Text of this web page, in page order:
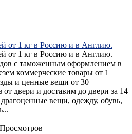
от 1 кг в Россию и в Англию.
от 1 кг в Россию и в Англию.
с таможенным оформлением в
коммерческие товары от 1
и ценные вещи от 30
от двери и доставим до двери за 14
вещи, одежду, обувь,